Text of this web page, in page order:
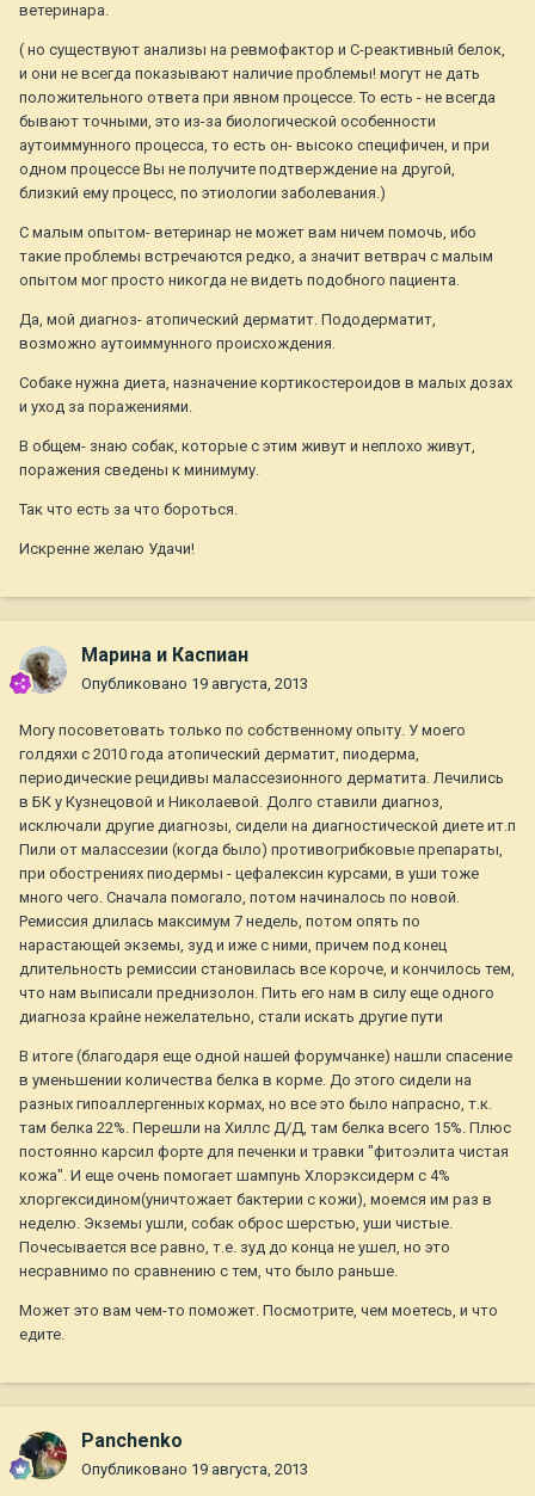
ветеринара.
( но существуют анализы на ревмофактор и С-реактивный белок,
и они не всегда показывают наличие проблемы! могут не дать
положительного ответа при явном процессе. То есть - не всегда
бывают точными, это из-за биологической особенности
аутоиммунного процесса, то есть он- высоко специфичен, и при
одном процессе Вы не получите подтверждение на другой,
близкий ему процесс, по этиологии заболевания.)
С малым опытом- ветеринар не может вам ничем помочь, ибо
такие проблемы встречаются редко, а значит ветврач с малым
опытом мог просто никогда не видеть подобного пациента.
Да, мой диагноз- атопический дерматит. Пододерматит,
возможно аутоиммунного происхождения.
Собаке нужна диета, назначение кортикостероидов в малых дозах
и уход за поражениями.
В общем- знаю собак, которые с этим живут и неплохо живут,
поражения сведены к минимуму.
Так что есть за что бороться.
Искренне желаю Удачи!
Марина и Каспиан
Опубликовано 19 августа, 2013
Могу посоветовать только по собственному опыту. У моего
голдяхи с 2010 года атопический дерматит, пиодерма,
периодические рецидивы малассезионного дерматита. Лечились
в БК у Кузнецовой и Николаевой. Долго ставили диагноз,
исключали другие диагнозы, сидели на диагностической диете ит.п
Пили от малассезии (когда было) противогрибковые препараты,
при обострениях пиодермы - цефалексин курсами, в уши тоже
много чего. Сначала помогало, потом начиналось по новой.
Ремиссия длилась максимум 7 недель, потом опять по
нарастающей экземы, зуд и иже с ними, причем под конец
длительность ремиссии становилась все короче, и кончилось тем,
что нам выписали преднизолон. Пить его нам в силу еще одного
диагноза крайне нежелательно, стали искать другие пути
В итоге (благодаря еще одной нашей форумчанке) нашли спасение
в уменьшении количества белка в корме. До этого сидели на
разных гипоаллергенных кормах, но все это было напрасно, т.к.
там белка 22%. Перешли на Хиллс Д/Д, там белка всего 15%. Плюс
постоянно карсил форте для печенки и травки "фитоэлита чистая
кожа". И еще очень помогает шампунь Хлорэксидерм с 4%
хлоргексидином(уничтожает бактерии с кожи), моемся им раз в
неделю. Экземы ушли, собак оброс шерстью, уши чистые.
Почесывается все равно, т.е. зуд до конца не ушел, но это
несравнимо по сравнению с тем, что было раньше.
Может это вам чем-то поможет. Посмотрите, чем моетесь, и что
едите.
Panchenko
Опубликовано 19 августа, 2013